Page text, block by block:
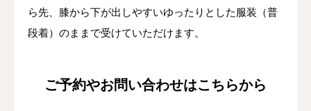
ら先、膝から下が出しやすいゆったりとした服装（普
段着）のままで受けていただけます。
ご予約やお問い合わせはこちらから